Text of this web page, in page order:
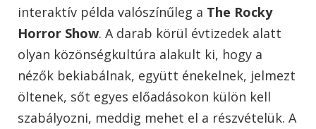
interaktív példa valószínűleg a The Rocky
Horror Show. A darab körül évtizedek alatt
olyan közönségkultúra alakult ki, hogy a
nézők bekiabálnak, együtt énekelnek, jelmezt
öltenek, sőt egyes előadásokon külön kell
szabályozni, meddig mehet el a részvételük. A